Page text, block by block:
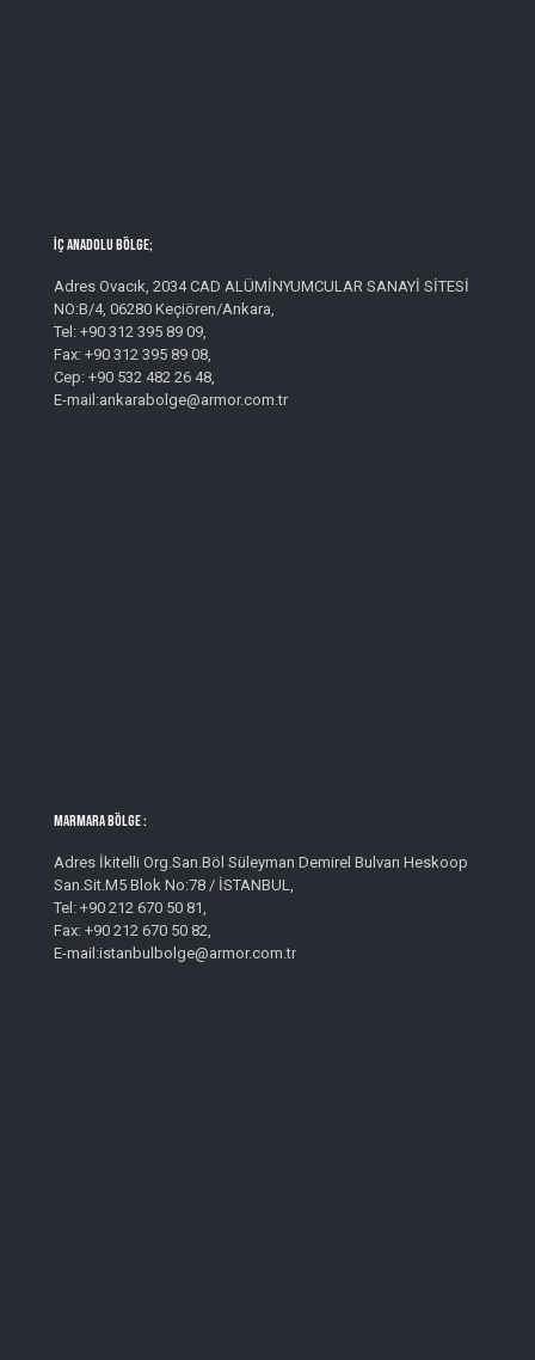
İç Anadolu Bölge;
Adres Ovacık, 2034 CAD ALÜMİNYUMCULAR SANAYİ SİTESİ
NO:B/4, 06280 Keçiören/Ankara,
Tel: +90 312 395 89 09,
Fax: +90 312 395 89 08,
Cep: +90 532 482 26 48,
E-mail:ankarabolge@armor.com.tr
MARMARA BÖLGE :
Adres İkitelli Org.San.Böl Süleyman Demirel Bulvarı Heskoop
San.Sit.M5 Blok No:78 / İSTANBUL,
Tel: +90 212 670 50 81,
Fax: +90 212 670 50 82,
E-mail:istanbulbolge@armor.com.tr